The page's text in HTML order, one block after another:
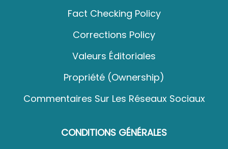
Fact Checking Policy
Corrections Policy
Valeurs Éditoriales
Propriété (Ownership)
Commentaires Sur Les Réseaux Sociaux
CONDITIONS GÉNÉRALES